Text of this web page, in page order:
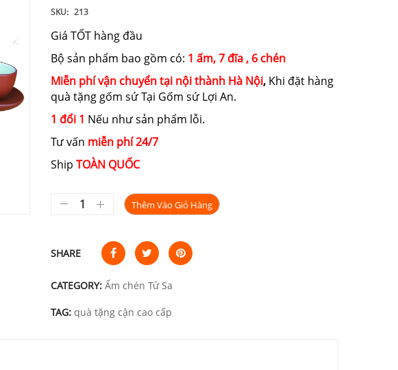
450.000₫.
400.000₫.
SKU: 213
Giá TỐT hàng đầu
Bộ sản phẩm bao gồm có: 1 ấm, 7 đĩa , 6 chén
Miễn phí vận chuyển tại nội thành Hà Nội, Khi đặt hàng
quà tặng gốm sứ Tại Gốm sứ Lợi An.
1 đổi 1 Nếu như sản phẩm lỗi.
Tư vấn miễn phí 24/7
Ship TOÀN QUỐC
Thêm Vào Giỏ Hàng
SHARE
CATEGORY: Ấm chén Tử Sa
TAG: quà tặng cận cao cấp